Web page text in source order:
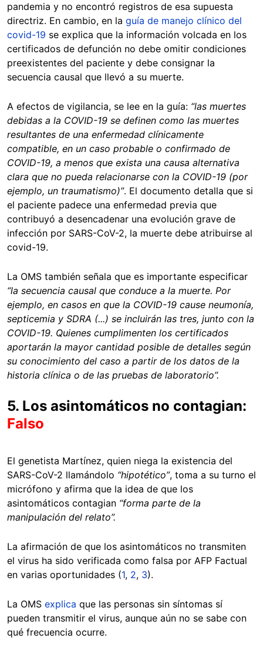
pandemia y no encontró registros de esa supuesta
directriz. En cambio, en la guía de manejo clínico del
covid-19 se explica que la información volcada en los
certificados de defunción no debe omitir condiciones
preexistentes del paciente y debe consignar la
secuencia causal que llevó a su muerte.
A efectos de vigilancia, se lee en la guía: “las muertes
debidas a la COVID-19 se definen como las muertes
resultantes de una enfermedad clínicamente
compatible, en un caso probable o confirmado de
COVID-19, a menos que exista una causa alternativa
clara que no pueda relacionarse con la COVID-19 (por
ejemplo, un traumatismo)”. El documento detalla que si
el paciente padece una enfermedad previa que
contribuyó a desencadenar una evolución grave de
infección por SARS-CoV-2, la muerte debe atribuirse al
covid-19.
La OMS también señala que es importante especificar
“la secuencia causal que conduce a la muerte. Por
ejemplo, en casos en que la COVID-19 cause neumonía,
septicemia y SDRA (...) se incluirán las tres, junto con la
COVID-19. Quienes cumplimenten los certificados
aportarán la mayor cantidad posible de detalles según
su conocimiento del caso a partir de los datos de la
historia clínica o de las pruebas de laboratorio”.
5. Los asintomáticos no contagian:
Falso
El genetista Martínez, quien niega la existencia del
SARS-CoV-2 llamándolo “hipotético”, toma a su turno el
micrófono y afirma que la idea de que los
asintomáticos contagian “forma parte de la
manipulación del relato”.
La afirmación de que los asintomáticos no transmiten
el virus ha sido verificada como falsa por AFP Factual
en varias oportunidades (1, 2, 3).
La OMS explica que las personas sin síntomas sí
pueden transmitir el virus, aunque aún no se sabe con
qué frecuencia ocurre.